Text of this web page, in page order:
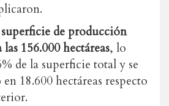
de producción
156.000 hectáreas, lo
de la superficie total y se
18.600 hectáreas respecto